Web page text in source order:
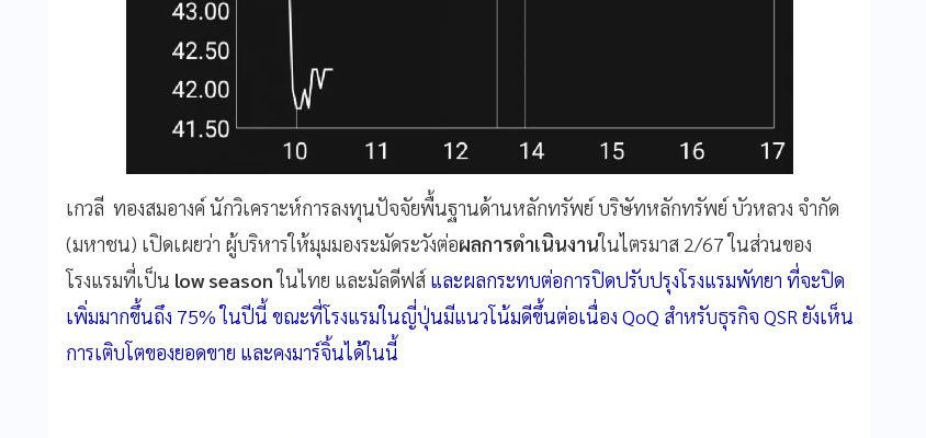
เกวลี ทองสมอางค์ นักวิเคราะห์การลงทุนปัจจัยพื้นฐานด้านหลักทรัพย์ บริษัทหลักทรัพย์ บัวหลวง จำกัด
(มหาชน) เปิดเผยว่า ผู้บริหารให้มุมมองระมัดระวังต่อผลการดำเนินงานในไตรมาส 2/67 ในส่วนของ
โรงแรมที่เป็น low seasonในไทย และมัลดีฟส์ และผลกระทบต่อการปิดปรับปรุงโรงแรมพัทยา ที่จะปิด
เพิ่มมากขึ้นถึง 75% ในปีนี้ ขณะที่โรงแรมในญี่ปุ่นมีแนวโน้มดีขึ้นต่อเนื่อง QoQ สำหรับธุรกิจ QSR ยังเห็น
การเติบโตของยอดขาย และคงมาร์จิ้นได้ในนี้